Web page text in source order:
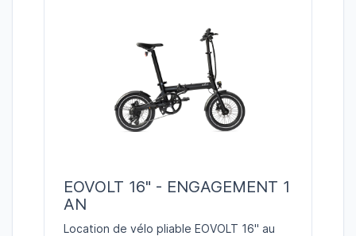
EOVOLT 16" - ENGAGEMENT 1
AN
Location de vélo pliable EOVOLT 16" au